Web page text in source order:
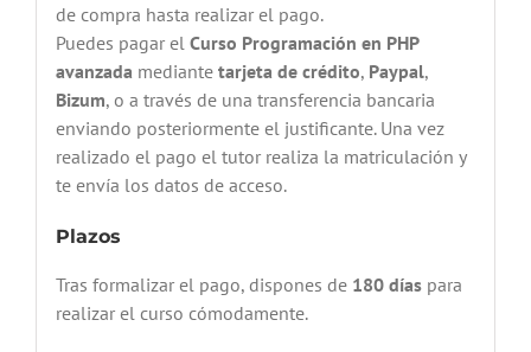
de compra hasta realizar el pago.
Puedes pagar el Curso Programación en PHP
avanzada mediante tarjeta de crédito, Paypal,
Bizum, o a través de una transferencia bancaria
enviando posteriormente el justificante. Una vez
realizado el pago el tutor realiza la matriculación y
te envía los datos de acceso.
Plazos
Tras formalizar el pago, dispones de 180 díaspara
realizar el curso cómodamente.